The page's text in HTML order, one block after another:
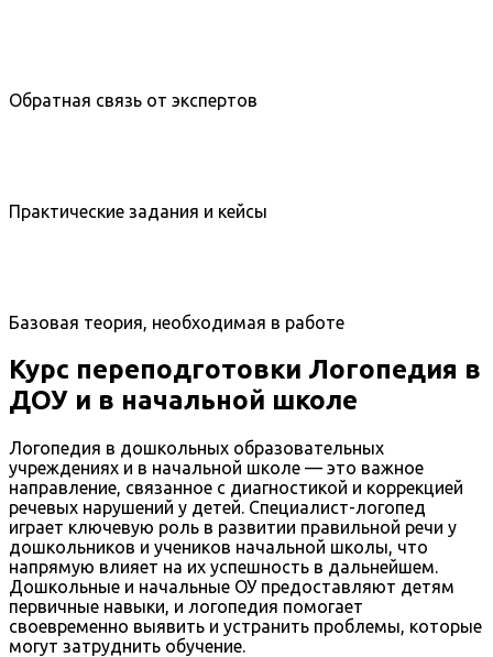
Обратная связь от экспертов
Практические задания и кейсы
Базовая теория, необходимая в работе
Курс переподготовки Логопедия в
ДОУ и в начальной школе
Логопедия в дошкольных образовательных
учреждениях и в начальной школе — это важное
направление, связанное с диагностикой и коррекцией
речевых нарушений у детей. Специалист-логопед
играет ключевую роль в развитии правильной речи у
дошкольников и учеников начальной школы, что
напрямую влияет на их успешность в дальнейшем.
Дошкольные и начальные ОУ предоставляют детям
первичные навыки, и логопедия помогает
своевременно выявить и устранить проблемы, которые
могут затруднить обучение.